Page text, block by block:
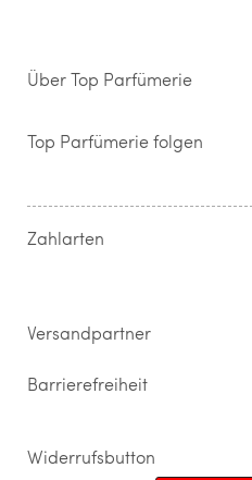
Über Top Parfümerie
Storefinder
Kontakt
Widerrufsrecht &
Top Parfümerie folgen
Zahlarten
Versandpartner
Barrierefreiheit
Widerrufsbutton